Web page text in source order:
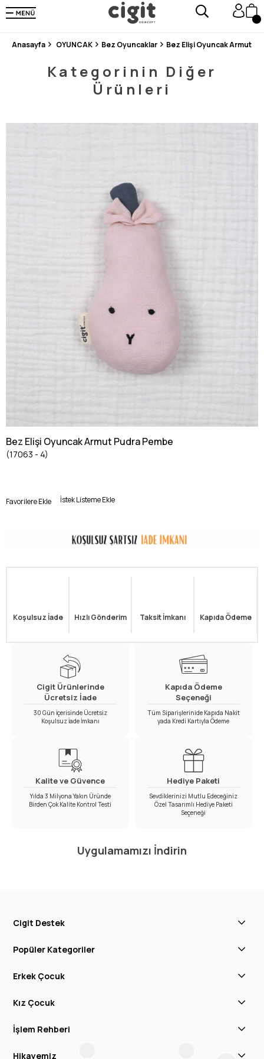
250.000'DEN FAZLA DEĞERLENDİRMEDE 5 ÜZERİNDEN 4.8 PUAN ALDI ⭐⭐⭐⭐⭐
3 MİLYONDAN FAZLA MUTLU MÜŞTERİ ❤️ 10 MİLYON ÜRÜN
Anasayfa OYUNCAK Bez Oyuncaklar Bez Elişi Oyuncak Armut
Kategorinin Diğer
Ürünleri
Bez Elişi Oyuncak Armut Pudra Pembe
(17063 - 4)
Favorilere Ekle İstek Listeme Ekle
Koşulsuz İade Hızlı Gönderim Taksit İmkanı Kapıda Ödeme
Cigit Ürünlerinde
Ücretsiz İade
30 Gün İçerisinde Ücretsiz
Koşulsuz İade İmkanı
Kapıda Ödeme
Seçeneği
Tüm Siparişlerinide Kapıda Nakit
yada Kredi Kartıyla Ödeme
Kalite ve Güvence
Yılda 3 Milyona Yakın Üründe
Birden Çok Kalite Kontrol Testi
Hediye Paketi
Sevdiklerinizi Mutlu Edeceğiniz
Özel Tasarımlı Hediye Paketi
Seçeneği
Uygulamamızı İndirin
Cigit Destek
Popüler Kategoriler
Erkek Çocuk
Kız Çocuk
İşlem Rehberi
Hikayemiz